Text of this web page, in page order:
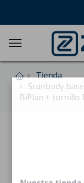
Tienda
Scanbody
BiPlan + tornillo